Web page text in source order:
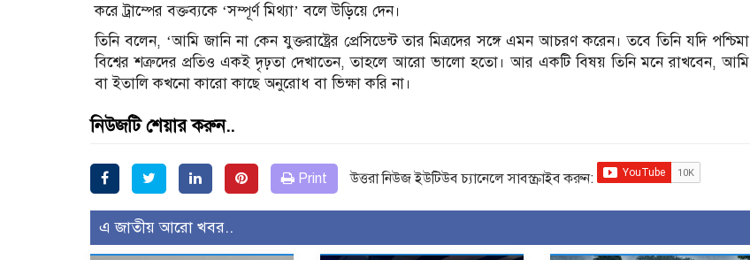
করে ট্রাম্পের বক্তব্যকে ‘সম্পূর্ণ মিথ্যা’ বলে উড়িয়ে দেন।
তিনি বলেন, ‘আমি জানি না কেন যুক্তরাষ্ট্রের প্রেসিডেন্ট তার মিত্রদের সঙ্গে এমন আচরণ করেন। তবে তিনি যদি পশ্চিমা
বিশ্বের শত্রুদের প্রতিও একই দৃঢ়তা দেখাতেন, তাহলে আরো ভালো হতো। আর একটি বিষয় তিনি মনে রাখবেন, আমি
বা ইতালি কখনো কারো কাছে অনুরোধ বা ভিক্ষা করি না।
নিউজটি শেয়ার করুন..
Print উত্তরা নিউজ ইউটিউব চ্যানেলে সাবস্ক্রাইব করুন:
এ জাতীয় আরো খবর..